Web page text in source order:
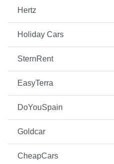
Hertz
Holiday Cars
SternRent
EasyTerra
DoYouSpain
Goldcar
CheapCars